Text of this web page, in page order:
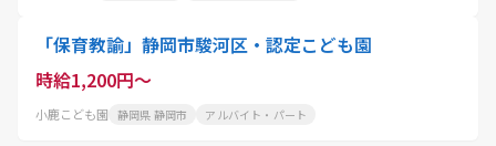
「保育教諭」静岡市駿河区・認定こども園
時給1,200円～
小鹿こども園 静岡県 静岡市 アルバイト・パート